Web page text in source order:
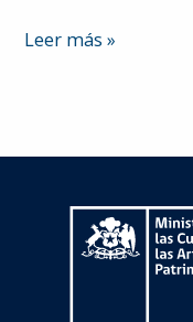
Tema
Leer más »